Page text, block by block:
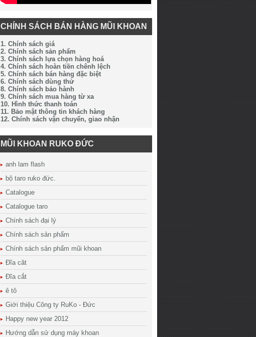
CHÍNH SÁCH BÁN HÀNG MŨI KHOAN
1. Chính sách giá
2. Chính sách sản phẩm
3. Chính sách lựa chọn hàng hoá
4. Chính sách hoàn tiền chênh lệch
5. Chính sách bán hàng đặc biệt
6. Chính sách dùng thử
8. Chính sách bảo hành
9. Chính sách mua hàng từ xa
10. Hình thức thanh toán
11. Bảo mật thông tin khách hàng
12. Chính sách vận chuyển, giao nhận
MŨI KHOAN RUKO ĐỨC
anh lam flash
bộ taro ruko đức.
Catalogue
Catalogue taro
Chính sách đại lý
Chính sách sản phẩm
Chính sách sản phẩm mũi khoan
Đĩa căt
Đĩa cắt
ê tô
Giới thiệu Công ty RuKo - Đức
Happy new year 2012
Hướng dẫn sử dụng máy khoan